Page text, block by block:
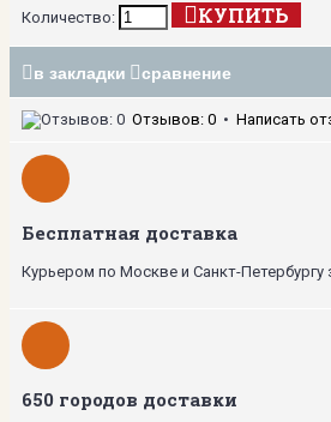
Количество: КУПИТЬ
в закладки сравнение
Отзывов: 0 • Написать
Бесплатная доставка
Курьером по Москве и Санкт-Петербургу
650 городов доставки